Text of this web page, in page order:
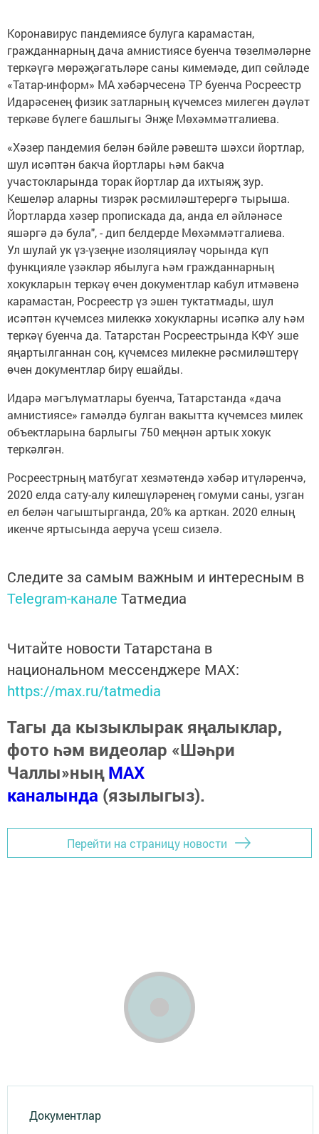
Коронавирус пандемиясе булуга карамастан,
гражданнарның дача амнистиясе буенча төзелмәләрне
теркәүгә мөрәҗәгатьләре саны кимемәде, дип сөйләде
«Татар-информ» МА хәбәрчесенә ТР буенча Росреестр
Идарәсенең физик затларның күчемсез милеген дәүләт
теркәве бүлеге башлыгы Энҗе Мөхәммәтгалиева.
«Хәзер пандемия белән бәйле рәвештә шәхси йортлар,
шул исәптән бакча йортлары һәм бакча
участокларында торак йортлар да ихтыяҗ зур.
Кешеләр аларны тизрәк рәсмиләштерергә тырыша.
Йортларда хәзер пропискада да, анда ел әйләнәсе
яшәргә дә була", - дип белдерде Мөхәммәтгалиева.
Ул шулай ук үз-үзеңне изоляцияләү чорында күп
функцияле үзәкләр ябылуга һәм гражданнарның
хокукларын теркәү өчен документлар кабул итмәвенә
карамастан, Росреестр үз эшен туктатмады, шул
исәптән күчемсез милеккә хокукларны исәпкә алу һәм
теркәү буенча да. Татарстан Росреестрында КФҮ эше
яңартылганнан соң, күчемсез милекне рәсмиләштерү
өчен документлар бирү ешайды.
Идарә мәгълүматлары буенча, Татарстанда «дача
амнистиясе» гамәлдә булган вакытта күчемсез милек
объектларына барлыгы 750 меңнән артык хокук
теркәлгән.
Росреестрның матбугат хезмәтендә хәбәр итүләренчә,
2020 елда сату-алу килешүләренең гомуми саны, узган
ел белән чагыштырганда, 20% ка арткан. 2020 елның
икенче яртысында аеруча үсеш сизелә.
Следите за самым важным и интересным в
Telegram-канале Татмедиа
Читайте новости Татарстана в
национальном мессенджере MАХ:
https://max.ru/tatmedia
Тагы да кызыклырак яңалыклар,
фото һәм видеолар «Шәһри
Чаллы»ныңMAX
каналында (язылыгыз).
Перейти на страницу новости
Документлар